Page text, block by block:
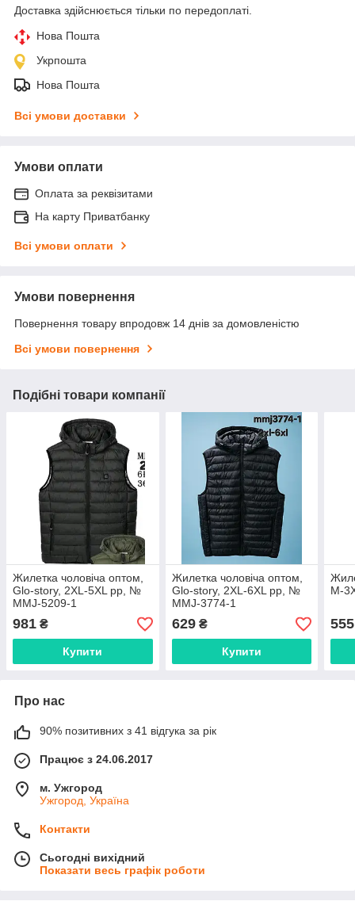
Доставка здійснюється тільки по передоплаті.
Нова Пошта
Укрпошта
Нова Пошта
Всі умови доставки
Умови оплати
Оплата за реквізитами
На карту Приватбанку
Всі умови оплати
Умови повернення
Повернення товару впродовж 14 днів за домовленістю
Всі умови повернення
Подібні товари компанії
Жилетка чоловіча оптом,
Glo-story, 2XL-5XL рр, №
MMJ-5209-1
981 ₴
Купити
Жилетка чоловіча оптом,
Glo-story, 2XL-6XL рр, №
MMJ-3774-1
629₴
Купити
M-
555
Про нас
90% позитивних з 41 відгука за рік
Працює з 24.06.2017
м. Ужгород
Ужгород, Україна
Контакти
Сьогодні вихідний
Показати весь графік роботи